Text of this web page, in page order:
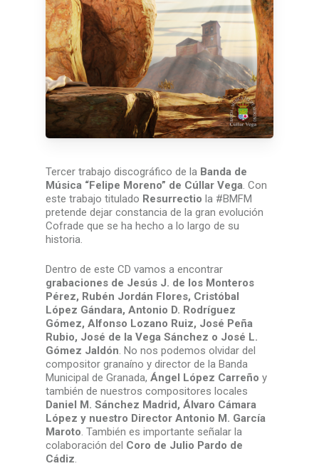
Tercer trabajo discográfico de la Banda de
Música “Felipe Moreno” de Cúllar Vega. Con
este trabajo titulado Resurrectio la #BMFM
pretende dejar constancia de la gran evolución
Cofrade que se ha hecho a lo largo de su
historia.
Dentro de este CD vamos a encontrar
grabaciones de Jesús J. de los Monteros
Pérez, Rubén Jordán Flores, Cristóbal
López Gándara, Antonio D. Rodríguez
Gómez, Alfonso Lozano Ruiz, José Peña
Rubio, José de la Vega Sánchez o José L.
Gómez Jaldón . No nos podemos olvidar del
compositor granaíno y director de la Banda
Municipal de Granada,Ángel López Carreño y
también de nuestros compositores locales
Daniel M. Sánchez Madrid, Álvaro Cámara
López y nuestro Director Antonio M. García
Maroto . También es importante señalar la
colaboración del Coro de Julio Pardo de
Cádiz